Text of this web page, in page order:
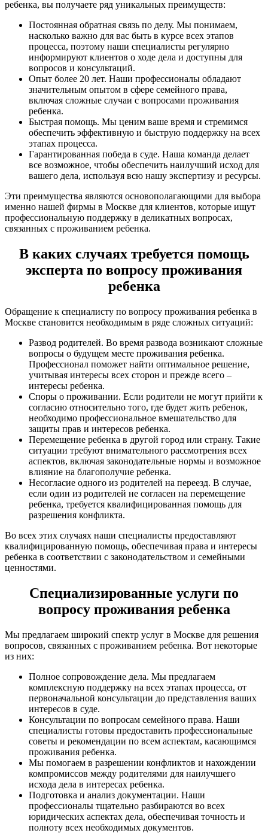
ребенка, вы получаете ряд уникальных преимуществ:
Постоянная обратная связь по делу. Мы понимаем,
насколько важно для вас быть в курсе всех этапов
процесса, поэтому наши специалисты регулярно
информируют клиентов о ходе дела и доступны для
вопросов и консультаций.
Опыт более 20 лет. Наши профессионалы обладают
значительным опытом в сфере семейного права,
включая сложные случаи с вопросами проживания
ребенка.
Быстрая помощь. Мы ценим ваше время и стремимся
обеспечить эффективную и быструю поддержку на всех
этапах процесса.
Гарантированная победа в суде. Наша команда делает
все возможное, чтобы обеспечить наилучший исход для
вашего дела, используя всю нашу экспертизу и ресурсы.
Эти преимущества являются основополагающими для выбора
именно нашей фирмы в Москве для клиентов, которые ищут
профессиональную поддержку в деликатных вопросах,
связанных с проживанием ребенка.
В каких случаях требуется помощь
эксперта по вопросу проживания
ребенка
Обращение к специалисту по вопросу проживания ребенка в
Москве становится необходимым в ряде сложных ситуаций:
Развод родителей. Во время развода возникают сложные
вопросы о будущем месте проживания ребенка.
Профессионал поможет найти оптимальное решение,
учитывая интересы всех сторон и прежде всего –
интересы ребенка.
Споры о проживании. Если родители не могут прийти к
согласию относительно того, где будет жить ребенок,
необходимо профессиональное вмешательство для
защиты прав и интересов ребенка.
Перемещение ребенка в другой город или страну. Такие
ситуации требуют внимательного рассмотрения всех
аспектов, включая законодательные нормы и возможное
влияние на благополучие ребенка.
Несогласие одного из родителей на переезд. В случае,
если один из родителей не согласен на перемещение
ребенка, требуется квалифицированная помощь для
разрешения конфликта.
Во всех этих случаях наши специалисты предоставляют
квалифицированную помощь, обеспечивая права и интересы
ребенка в соответствии с законодательством и семейными
ценностями.
Специализированные услуги по
вопросу проживания ребенка
Мы предлагаем широкий спектр услуг в Москве для решения
вопросов, связанных с проживанием ребенка. Вот некоторые
из них:
Полное сопровождение дела. Мы предлагаем
комплексную поддержку на всех этапах процесса, от
первоначальной консультации до представления ваших
интересов в суде.
Консультации по вопросам семейного права. Наши
специалисты готовы предоставить профессиональные
советы и рекомендации по всем аспектам, касающимся
проживания ребенка.
Мы помогаем в разрешении конфликтов и нахождении
компромиссов между родителями для наилучшего
исхода дела в интересах ребенка.
Подготовка и анализ документации. Наши
профессионалы тщательно разбираются во всех
юридических аспектах дела, обеспечивая точность и
полноту всех необходимых документов.